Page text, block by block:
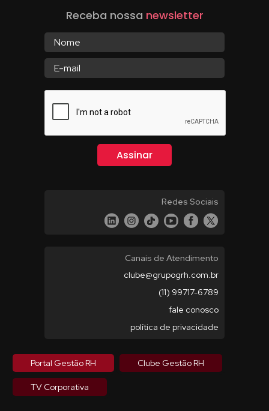
Receba nossa newsletter
Redes Sociais
Canais de Atendimento
clube@grupogrh.com.br
(11) 99717-6789
fale conosco
política de privacidade
Portal Gestão RH Clube Gestão RH
TV Corporativa